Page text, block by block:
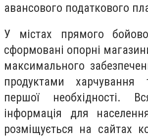
авансового податкового
У містах прямого
сформовані опорні
максимального
продуктами харчування
першої необхідності.
інформація для
розміщується на сайтах